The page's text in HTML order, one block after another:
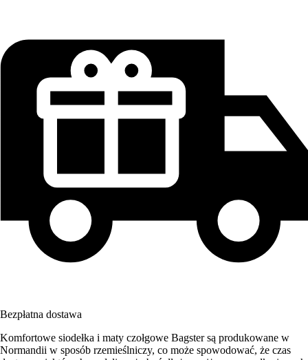
Bezpłatna dostawa
Komfortowe siodełka i maty czołgowe Bagster są produkowane w
Normandii w sposób rzemieślniczy, co może spowodować, że czas